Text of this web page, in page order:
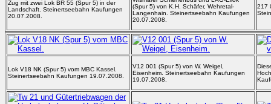
Zug mit zwei Lok BR 55 (Spur 5) in der
Landschaft. Steinertseebahn Kaufungen
20.07.2008.
(Spur 5) von K.H. Schäfer, Wehretal-
Langenhain. Steinertseebahn Kaufungen
20.07.2008.
217
Lok V18 NK (Spur 5) vom MBC Kassel.
Steinertseebahn Kaufungen 19.07.2008.
V12 001 (Spur 5) von W. Weigel,
Eisenheim. Steinertseebahn Kaufungen
19.07.2008.